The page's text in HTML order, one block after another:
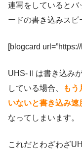
連写をしているとバ
ードの書き込みスピ
[blogcard
UHS-Ⅱは書き込み
している場合、
も
いないと書き込み
なってしまいます。
これだとわざわざ